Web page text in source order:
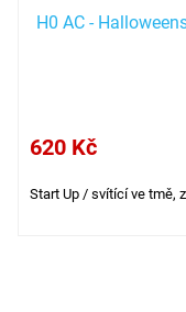
H0 AC -
620 Kč
Start Up / svítící ve tmě,